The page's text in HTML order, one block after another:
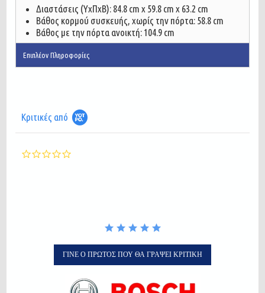
Διαστάσεις (ΥxΠxΒ): 84.8 cm x 59.8 cm x 63.2 cm
Βάθος κορμού συσκευής, χωρίς την πόρτα: 58.8 cm
Βάθος με την πόρτα ανοικτή: 104.9 cm
Επιπλέον Πληροφορίες
Κριτικές από
ΓΊΝΕ Ο ΠΡΏΤΟΣ ΠΟΥ ΘΑ ΓΡΆΨΕΙ ΚΡΙΤΙΚΉ